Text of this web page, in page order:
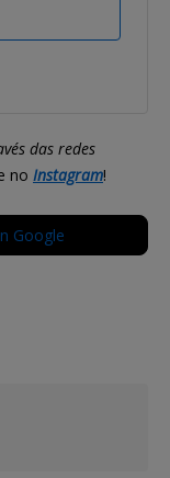
das redes
no Instagram!